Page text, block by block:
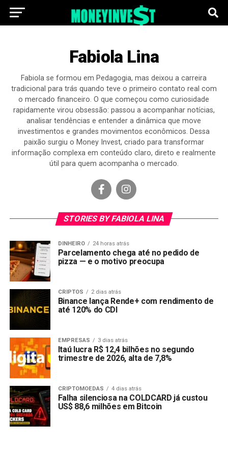
Fabiola Lina
Fabiola se formou em Pedagogia, mas deixou a carreira
tradicional para trás quando teve o primeiro contato real com
o mercado financeiro. O que começou como curiosidade
rapidamente virou obsessão: passou a acompanhar notícias,
analisar tendências e entender a dinâmica que move
investimentos e grandes movimentos econômicos. Dessa
paixão surgiu o Money Invest, criado para transformar
informação complexa em conteúdo claro, direto e realmente
útil para quem acompanha o mercado.
STORIES BY FABIOLA LINA
DINHEIRO 24 horas atrás
Parcelamento chega até no pedido de
pizza — e o motivo preocupa
CRIPTOS 2 dias atrás
Binance lança Rende+ com rendimento de
até 120% do CDI
EMPRESAS 3 dias atrás
Itaú lucra R$ 12,4 bilhões no segundo
trimestre de 2026, alta de 7,8%
CRIPTOMOEDAS 4 dias atrás
Falha silenciosa na COLDCARD já custou
US$ 88,6 milhões em Bitcoin